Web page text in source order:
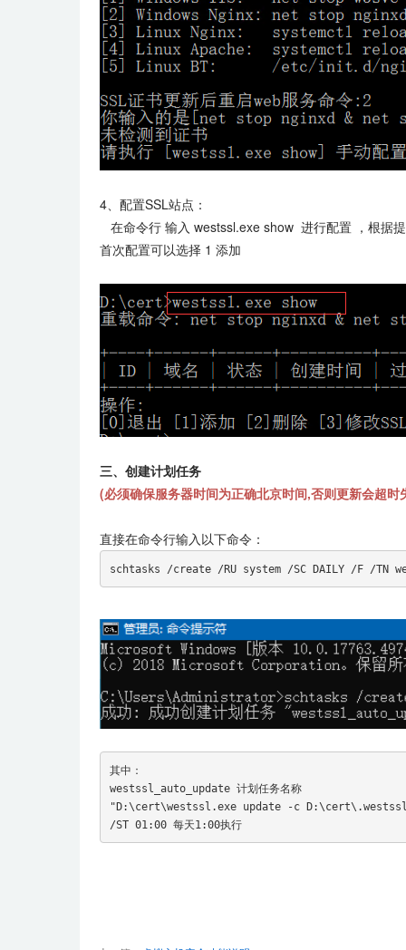
4、配置SSL站点：
在命令行 输入 westssl.exe show 进行配置 ，根据
首次配置可以选择 1 添加
三、创建计划任务
(必须确保服务器时间为正确北京时间,否则更新会超时
直接在命令行输入以下命令：
schtasks /create /RU system /SC DAILY /F /
其中：
westssl_auto_update 计划任务名称
"D:\cert\westssl.exe update -c
/ST 01:00 每天1:00执行